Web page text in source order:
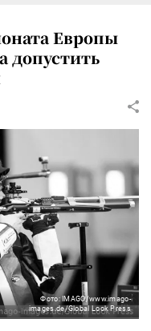
Европы
допустить
Фото: IMAGO/www.imago-
images.de/Global Look Press